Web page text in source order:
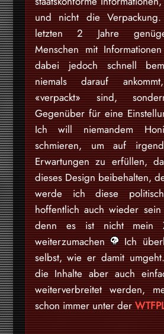
und nicht die
letzten 2 Jahre
Menschen mit
dabei jedoch schnell
niemals darauf
«verpackt» sind,
Gegenüber für eine
Ich will niemandem
schmieren, um auf
Erwartungen zu erfüllen,
dieses Design beibehalten,
werde ich diese
hoffentlich auch wieder sein
denn es ist nicht mein
weiterzumachen
Ich
selbst, wie er damit
die Inhalte aber auch
weiterverbreitet werden,
schon immer unter der